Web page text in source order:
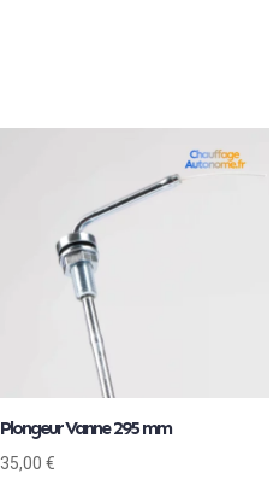
Plongeur Vanne 295 mm
35,00 €